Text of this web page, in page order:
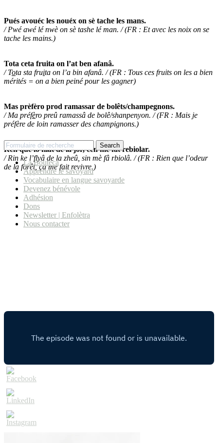
Pués avouéc les nouéx on sè tache les mans.
/ Pwé awé lé nwè on sè tashe lé man. / (FR : Et avec les noix on se
tache les mains.)
Tota ceta fruita on l’at ben afanâ.
/ Tota sta fruita on l’a bin afanâ. / (FR : Tous ces fruits on les a bien
mérités = on a bien peiné pour les gagner)
Mas prèfèro prod ramassar de bolêts/champegnons.
/ Ma préfèro preû ramassâ de bolê/shanpenyon. / (FR : Mais je
préfère de loin ramasser des champignons.)
Ren que lo fllât de la jor, cen mè fât rebiolar.
/ Rin ke l’flyâ de la zheû, sin mè fâ rbiolâ. / (FR : Rien que l’odeur
de la forêt, ça me fait revivre.)
Search
La Bouteca
Apprendre le savoyard
Vocabulaire en langue savoyarde
Devenez bénévole
Adhésion
Dons
Newsletter | Enfolètra
Nous contacter